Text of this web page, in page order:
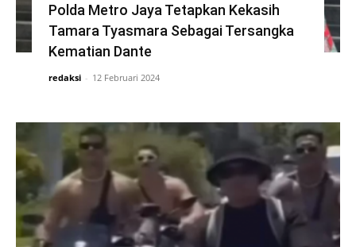
Polda Metro Jaya Tetapkan Kekasih
Tamara Tyasmara Sebagai Tersangka
Kematian Dante
redaksi - 12 Februari 2024